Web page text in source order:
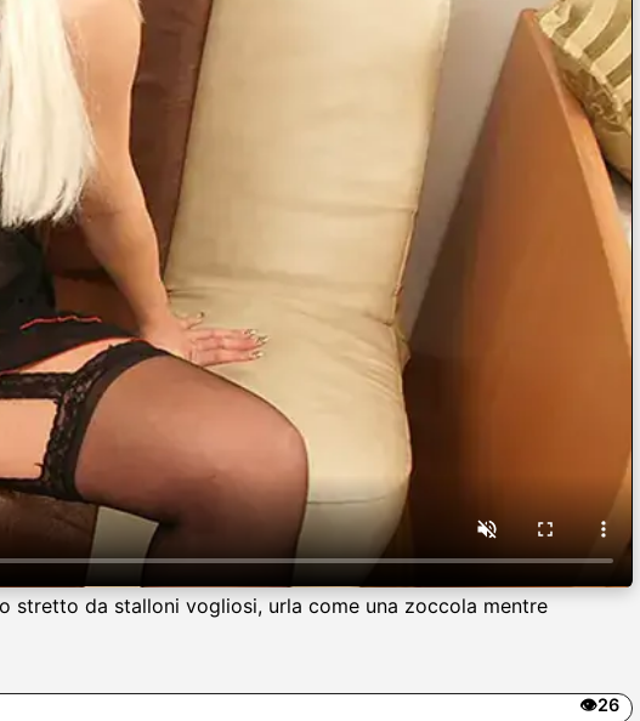
stretto da stalloni vogliosi, urla come una zoccola mentre
👁️26